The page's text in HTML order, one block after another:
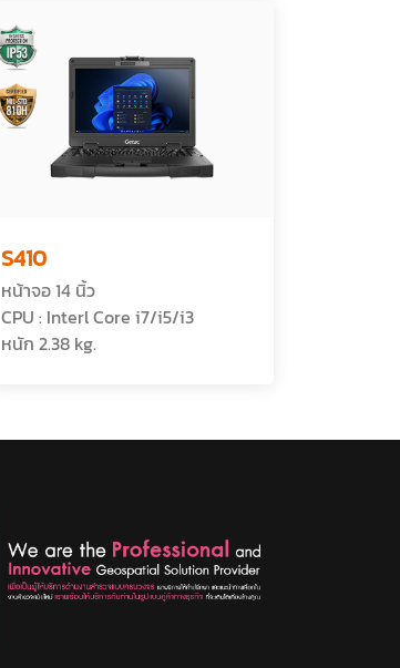
S410
หน้าจอ 14 นิ้ว
CPU : Interl Core i7/i5/i3
หนัก 2.38 kg.